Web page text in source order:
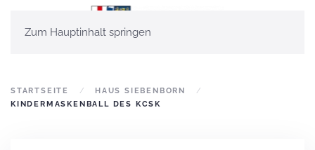
Zum Hauptinhalt springen
STARTSEITE
HAUS SIEBENBORN
KINDERMASKENBALL DES KCSK